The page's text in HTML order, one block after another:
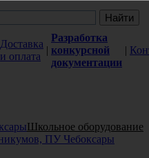
Доставка
и оплата
|
Разработка
конкурсной
документации
|
Школьное оборудование